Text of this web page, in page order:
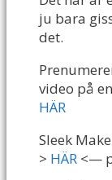
ju bara
det.
video på
HÄR
Sleek
> HÄR <—